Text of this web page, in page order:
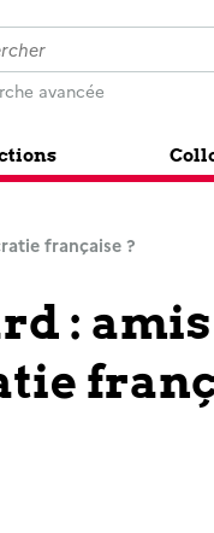
avancée
française ?
: